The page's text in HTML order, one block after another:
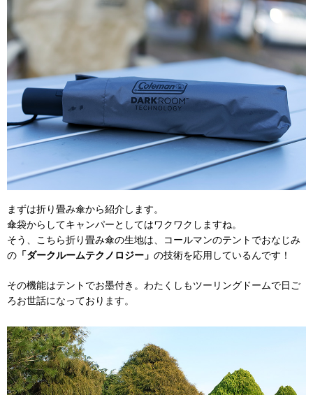
まずは折り畳み傘から紹介します。
傘袋からしてキャンパーとしてはワクワクしますね。
そう、こちら折り畳み傘の生地は、コールマンのテントでおなじみ
の 「ダークルームテクノロジー」 の技術を応用しているんです！
その機能はテントでお墨付き。わたくしもツーリングドームで日ご
ろお世話になっております。